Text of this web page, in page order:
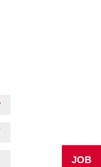
JOB